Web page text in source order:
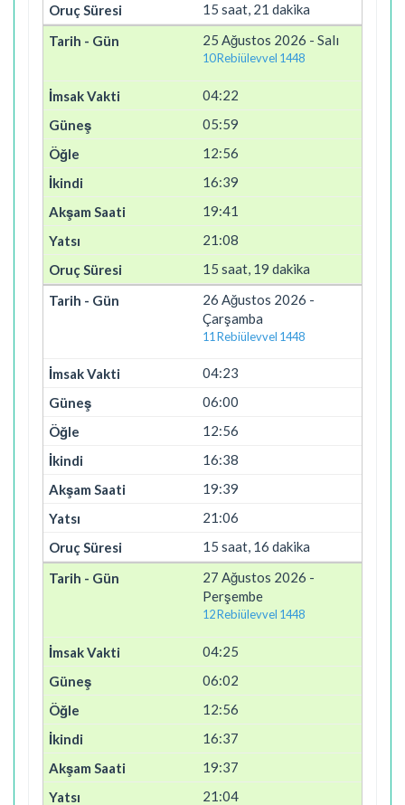
15 saat, 21 dakika
25 Ağustos 2026 - Salı
10 Rebiülevvel 1448
04:22
05:59
12:56
16:39
19:41
21:08
15 saat, 19 dakika
26 Ağustos 2026 -
Çarşamba
11 Rebiülevvel 1448
04:23
06:00
12:56
16:38
19:39
21:06
15 saat, 16 dakika
27 Ağustos 2026 -
Perşembe
12 Rebiülevvel 1448
04:25
06:02
12:56
16:37
19:37
21:04